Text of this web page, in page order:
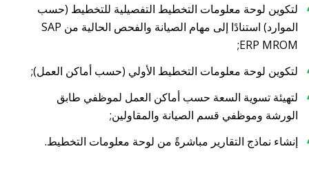
لتكوين لوحة معلومات التخطيط التفصيلية للتخطيط (حسب
الموارد) استنادًا إلى مهام الصيانة والفحص الحالية من SAP
ERP MROM;
لتكوين لوحة معلومات التخطيط الأولي (حسب أماكن العمل);
لتهيئة تسوية السعة حسب أماكن العمل لموظفي طابق
الورشة وموظفي قسم الصيانة والمقاولين;
إنشاء نماذج التقارير مباشرةً من لوحة معلومات التخطيط.